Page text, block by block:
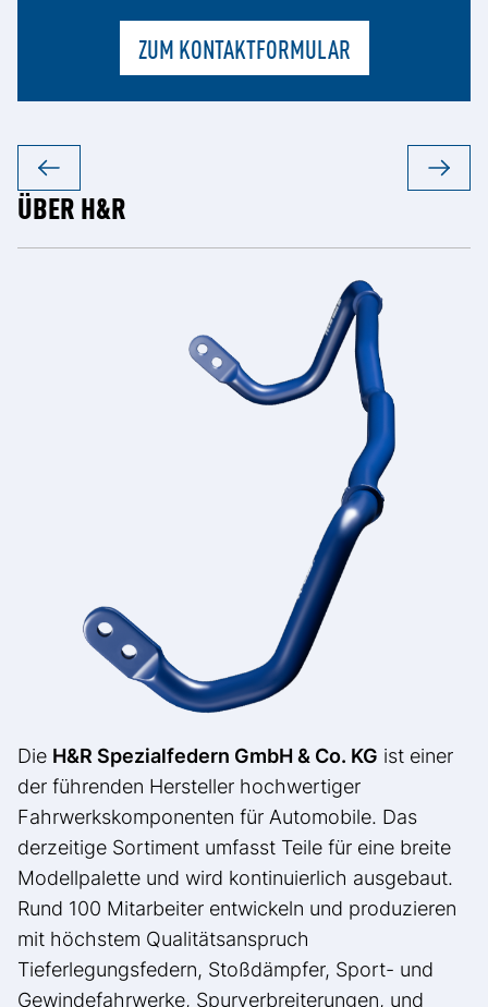
ZUM KONTAKTFORMULAR
ÜBER H&R
Die H&R Spezialfedern GmbH & Co. KG ist einer
der führenden Hersteller hochwertiger
Fahrwerkskomponenten für Automobile. Das
derzeitige Sortiment umfasst Teile für eine breite
Modellpalette und wird kontinuierlich ausgebaut.
Rund 100 Mitarbeiter entwickeln und produzieren
mit höchstem Qualitätsanspruch
Tieferlegungsfedern, Stoßdämpfer, Sport- und
Gewindefahrwerke, Spurverbreiterungen, und